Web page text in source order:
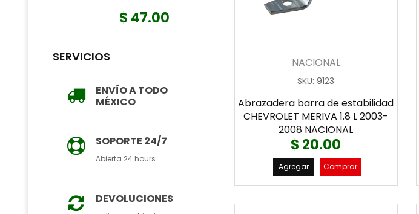
$ 47.00
SERVICIOS
ENVÍO A TODO
MÉXICO
SOPORTE 24/7
Abierta 24 hours
DEVOLUCIONES
NACIONAL
SKU:9123
Abrazadera barra de estabilidad
CHEVROLET MERIVA 1.8 L 2003-
2008 NACIONAL
$ 20.00
Agregar Comprar